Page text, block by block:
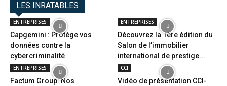
LES INRATABLES
ENTREPRISES
Capgemini : Protège vos
données contre la
cybercriminalité
ENTREPRISES
Découvrez la 1ère édition du
Salon de l’immobilier
international de prestige...
ENTREPRISES
Factum Group: Nos
CCI
Vidéo de présentation CCI-